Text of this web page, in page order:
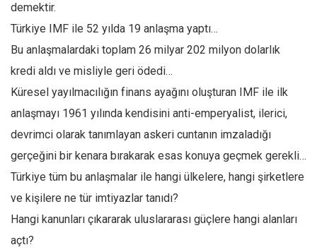
demektir.
Türkiye IMF ile 52 yılda 19 anlaşma yaptı…
Bu anlaşmalardaki toplam 26 milyar 202 milyon dolarlık
kredi aldı ve misliyle geri ödedi…
Küresel yayılmacılığın finans ayağını oluşturan IMF ile ilk
anlaşmayı 1961 yılında kendisini anti-emperyalist, ilerici,
devrimci olarak tanımlayan askeri cuntanın imzaladığı
gerçeğini bir kenara bırakarak esas konuya geçmek gerekli…
Türkiye tüm bu anlaşmalar ile hangi ülkelere, hangi şirketlere
ve kişilere ne tür imtiyazlar tanıdı?
Hangi kanunları çıkararak uluslararası güçlere hangi alanları
açtı?